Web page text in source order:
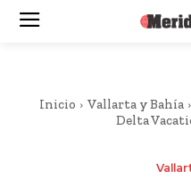
Inicio Vallarta y Bahía
Delta